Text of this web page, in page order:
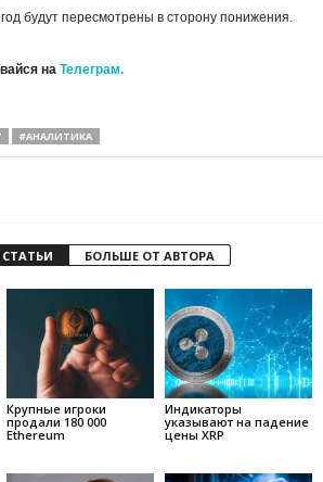
будут пересмотрены в сторону понижения.
на Телеграм.
#АНАЛИТИКА
БОЛЬШЕ ОТ АВТОРА
Крупные игроки
продали 180 000
Ethereum
Индикаторы
указывают на падение
цены XRP